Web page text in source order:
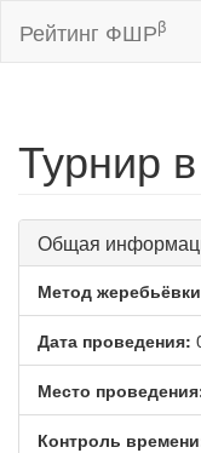
Рейтинг ФШРβ
Турнир
Общая
Метод
Дата проведения:
Место
Контроль